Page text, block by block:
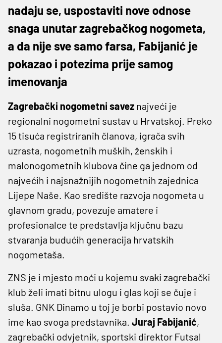
nadaju se, uspostaviti nove odnose
snaga unutar zagrebačkog nogometa,
a da nije sve samo farsa, Fabijanić je
pokazao i potezima prije samog
imenovanja
Zagrebački nogometni savez najveći je
regionalni nogometni sustav u Hrvatskoj. Preko
15 tisuća registriranih članova, igrača svih
uzrasta, nogometnih muških, ženskih i
malonogometnih klubova čine ga jednom od
najvećih i najsnažnijih nogometnih zajednica
Lijepe Naše. Kao središte razvoja nogometa u
glavnom gradu, povezuje amatere i
profesionalce te predstavlja ključnu bazu
stvaranja budućih generacija hrvatskih
nogometaša.
ZNS je i mjesto moći u kojemu svaki zagrebački
klub želi imati bitnu ulogu i glas koji se čuje i
sluša. GNK Dinamo u toj je borbi postavio novo
ime kao svoga predstavnika. Juraj Fabijanić,
zagrebački odvjetnik, sportski direktor Futsal